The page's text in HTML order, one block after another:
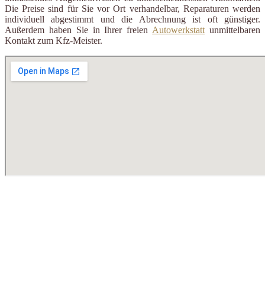
Die Preise sind für Sie vor Ort verhandelbar, Reparaturen werden
individuell abgestimmt und die Abrechnung ist oft günstiger.
Außerdem haben Sie in Ihrer freienAutowerkstattunmittelbaren
Kontakt zum Kfz-Meister.